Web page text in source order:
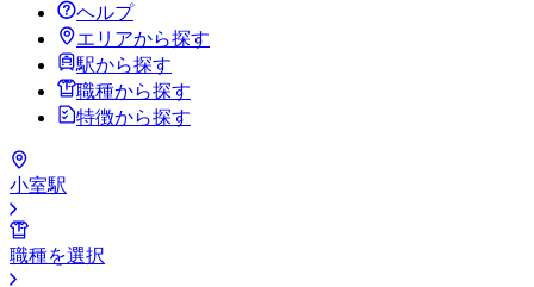
ヘルプ
エリアから探す
駅から探す
職種から探す
特徴から探す
小室駅
職種を選択